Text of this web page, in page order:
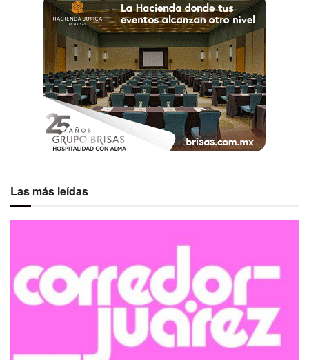
nuestras familias, a todos los que
nos rodean. Muchas gracias por
este AWOMAN 2024″
Paola Reyner, marketera apasionada y
fundadora del encuentro.
Etiquetas: Awoman
Las más leídas